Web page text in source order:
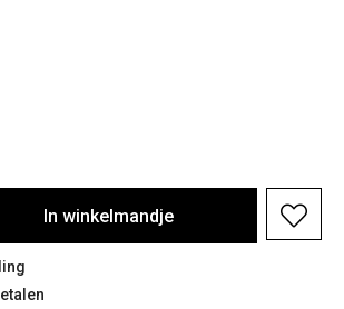
In winkelmandje